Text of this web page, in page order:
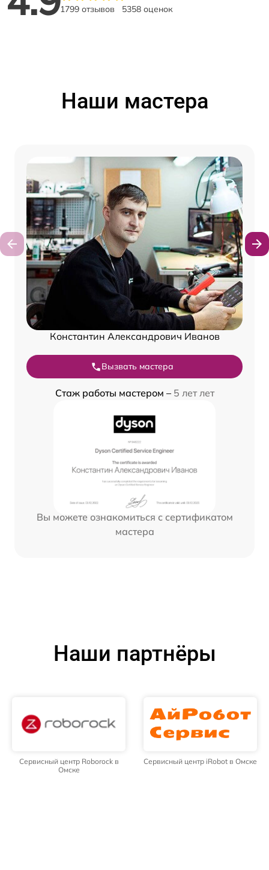
1799 отзывов 5358 оценок
Наши мастера
Константин Александрович Иванов
Вызвать мастера
Стаж работы мастером – 5 лет лет
Вы можете ознакомиться с сертификатом
мастера
Наши партнёры
Сервисный центр Roborock в
Омске
Сервисный центр iRobot в Омске